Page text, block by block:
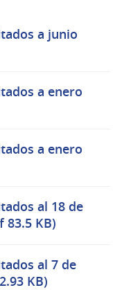
a junio
a enero
a enero
al 18 de
83.5 KB)
al 7 de
KB)